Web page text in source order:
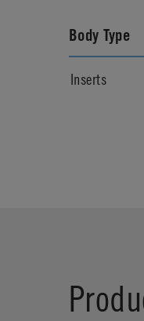
Body Type
Inserts